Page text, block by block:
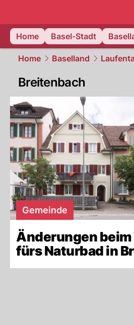
Home
Basel-Stadt
Home Baselland
Breitenbach
Gemeinde
Änderungen
fürs Naturbad in